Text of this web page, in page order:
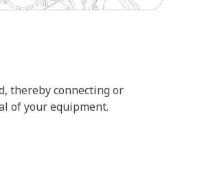
thereby connecting or
of your equipment.